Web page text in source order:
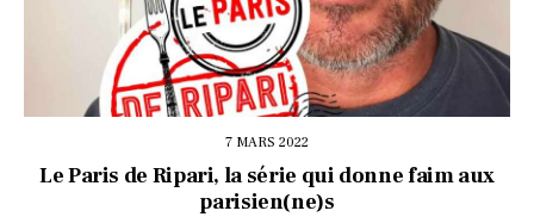
7 MARS 2022
Le Paris de Ripari, la série qui donne faim aux
parisien(ne)s